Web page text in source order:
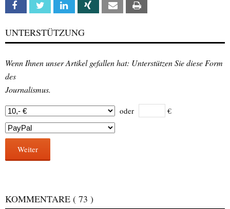
Facebook Twitter Linkedin Xing Email
UNTERSTÜTZUNG
Wenn Ihnen unser Artikel gefallen hat: Unterstützen Sie diese Form
des
Journalismus.
oder €
Weiter
KOMMENTARE ( 73 )